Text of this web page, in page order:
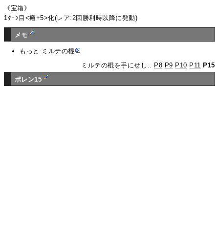
《宝箱》
1ﾀｰﾝ目<癒+5>化(レア:2回勝利時以降に発動)
メモ
もっと:ミルテの棍
ミルテの棍を手にせし.. P8 P9 P10 P11 P15
ポレン15